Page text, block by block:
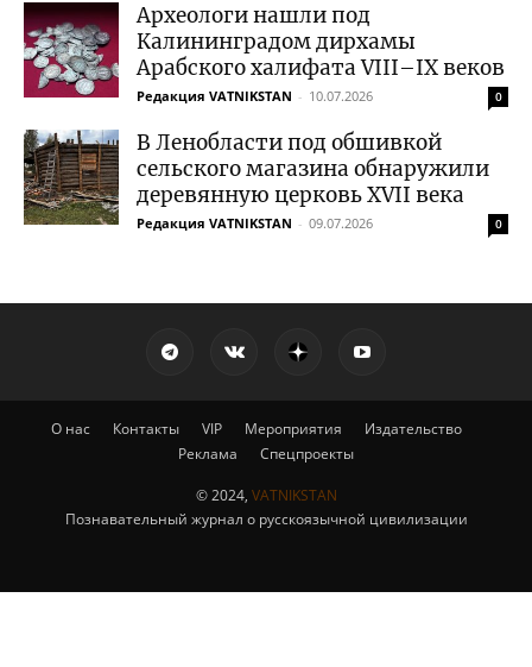
Археологи нашли под
Калининградом дирхамы
Арабского халифата VIII–IX веков
Редакция VATNIKSTAN - 10.07.2026 0
В Ленобласти под обшивкой
сельского магазина обнаружили
деревянную церковь XVII века
Редакция VATNIKSTAN - 09.07.2026 0
О нас Контакты VIP Мероприятия
Издательство
Реклама
Спецпроекты
© 2024, VATNIKSTAN
Познавательный журнал о русскоязычной цивилизации